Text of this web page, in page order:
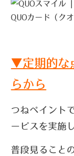
▼定期的な
らから
つねペイント
ービスを実施
普段見ること